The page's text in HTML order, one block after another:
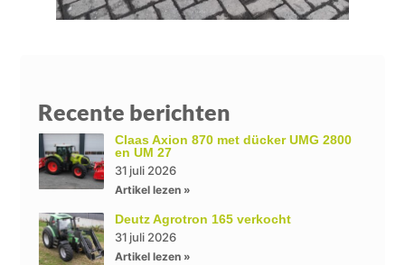
Recente berichten
Claas Axion 870 met dücker UMG 2800
en UM 27
31 juli 2026
Artikel lezen »
Deutz Agrotron 165 verkocht
31 juli 2026
Artikel lezen »